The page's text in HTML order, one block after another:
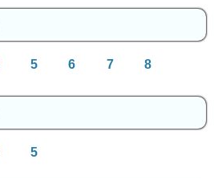
5 6 7 8
5